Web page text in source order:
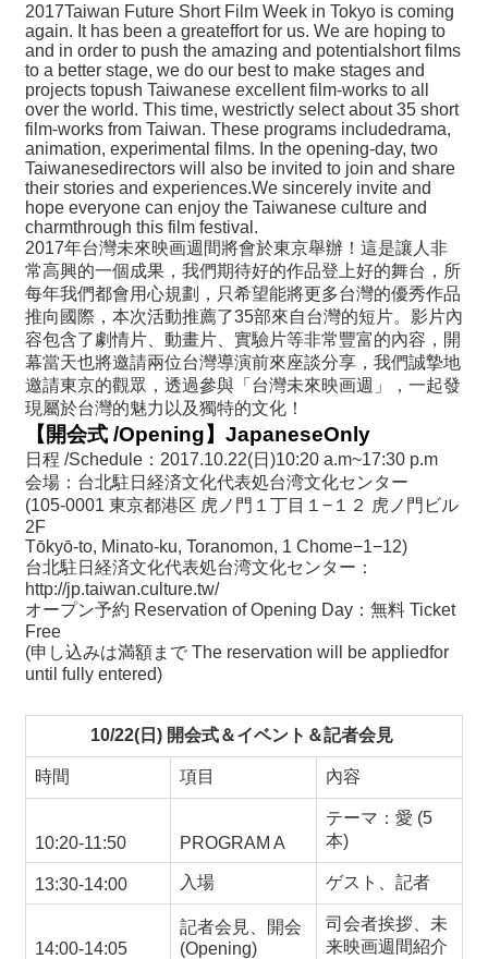
ー
ム
サ
イ
ト
マ
ッ
プ
2017Taiwan Future Short Film Week in Tokyo is coming
again. It has been a greateffort for us. We are hoping to
and in order to push the amazing and potentialshort films
to a better stage, we do our best to make stages and
projects topush Taiwanese excellent film-works to all
over the world. This time, westrictly select about 35 short
film-works from Taiwan. These programs includedrama,
animation, experimental films. In the opening-day, two
Taiwanesedirectors will also be invited to join and share
their stories and experiences.We sincerely invite and
hope everyone can enjoy the Taiwanese culture and
charmthrough this film festival.
2017年台灣未來映画週間將會於東京舉辦！這是讓人非
常高興的一個成果，我們期待好的作品登上好的舞台，所
每年我們都會用心規劃，只希望能將更多台灣的優秀作品
推向國際，本次活動推薦了35部來自台灣的短片。影片內
容包含了劇情片、動畫片、實驗片等非常豐富的內容，開
幕當天也將邀請兩位台灣導演前來座談分享，我們誠摯地
邀請東京的觀眾，透過參與「台灣未來映画週」，一起發
現屬於台灣的魅力以及獨特的文化！
【開会式 /Opening】 JapaneseOnly
日程 /Schedule ： 2017.10.22(日 )10:20 a.m~17:30 p.m
会場：台北駐日経済文化代表処台湾文化センター
(105-0001 東京都港区 虎ノ門１丁目１ − １２ 虎ノ門ビル
2F
Tōkyō-to, Minato-ku, Toranomon, 1 Chome−1−12)
台北駐日経済文化代表処台湾文化センター：
http://jp.taiwan.culture.tw/
オープン予約 Reservation of Opening Day ：無料 Ticket
Free
(申し込みは満額まで The reservation will be appliedfor
until fully entered)
10/22( 日 ) 開会式＆イベント＆記者会見
時間 項目 內容
10:20-11:50 PROGRAM A
テーマ：愛 (5
本)
13:30-14:00 入場 ゲスト、記者
14:00-14:05
記者会見、開会
(Opening)
司会者挨拶、未
来映画週間紹介